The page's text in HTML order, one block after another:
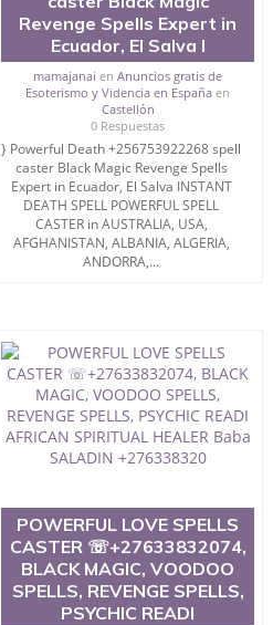
Revenge Spells Expert in
Ecuador, El Salva I
mamajanai enAnuncios gratis de
Esoterismo y Videncia en España en
Castellón
0 Respuestas
} Powerful Death +256753922268 spell
caster Black Magic Revenge Spells
Expert in Ecuador, El Salva INSTANT
DEATH SPELL POWERFUL SPELL
CASTER in AUSTRALIA, USA,
AFGHANISTAN, ALBANIA, ALGERIA,
ANDORRA,...
POWERFUL LOVE SPELLS
CASTER ☏+27633832074,
BLACK MAGIC, VOODOO
SPELLS, REVENGE SPELLS,
PSYCHIC READI